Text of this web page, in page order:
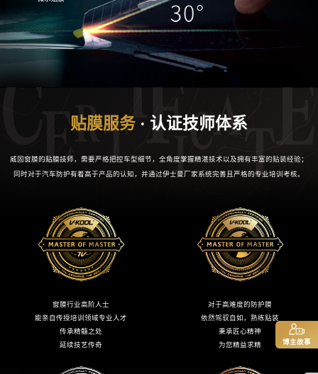
威固窗膜的贴膜技师，需要严格把控车型细节，全角度掌握精湛技术以及拥有丰富的贴装经验；
同时对于汽车防护有着高于产品 的认知，并通过伊士曼厂家系统完善且严格的专业培训考核。
窗膜行业高阶人士
能亲自传授培训领域专业人才
传承精髓之处
延续技艺传奇
对于高难度的防护膜
依然驾驭自如，熟练贴装
秉承匠心精神
为您精益求精
博主故事